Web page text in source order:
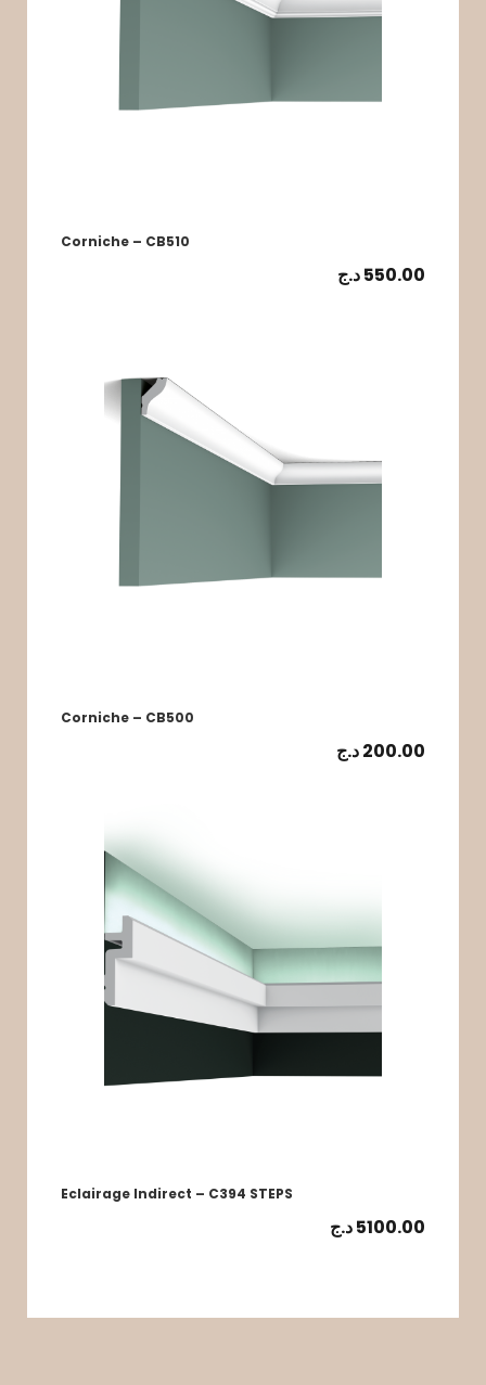
Corniche – CB510
550.00د.ج
Corniche – CB500
200.00د.ج
Eclairage Indirect – C394 STEPS
5100.00د.ج